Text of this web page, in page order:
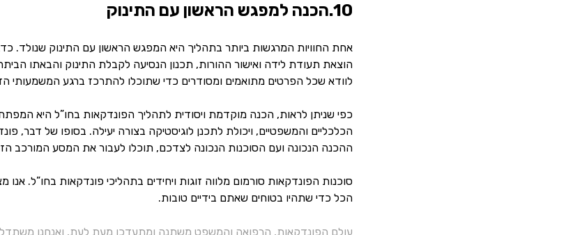
10.הכנה למפגש הראשון עם התינוק
אחת החוויות המרגשות ביותר בתהליך היא המפגש הראשון עם התינוק
הוצאת תעודת לידה ואישור ההורות, תכנון הנסיעה לקבלת התינוק והבאתו
לוודא שכל הפרטים מתואמים ומסודרים כדי שתוכלו להתרכז ברגע המשמעותי
כפי שניתן לראות, הכנה מוקדמת ויסודית לתהליך הפונדקאות בחו”ל היא
הכלכליים והמשפטיים, ויכולת לתכנן לוגיסטיקה בצורה יעילה. בסופו של דבר,
ההכנה הנכונה ועם הסוכנות הנכונה לצדכם, תוכלו לעבור את המסע המורכב
סוכנות הפונדקאות סורמום מלווה זוגות ויחידים בתהליכי פונדקאות בחו”ל.
הכל כדי שתהיו בטוחים שאתם בידיים טובות.
עולם הפונדקאות, הרפואה והמשפט משתנה ומתעדכן מעת לעת, ואנחנו